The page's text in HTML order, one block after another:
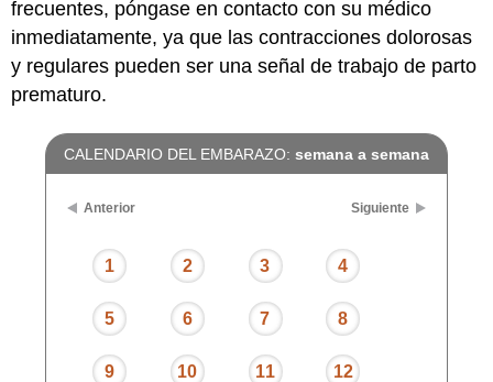
frecuentes, póngase en contacto con su médico
inmediatamente, ya que las contracciones dolorosas
y regulares pueden ser una señal de trabajo de parto
prematuro.
CALENDARIO DEL EMBARAZO: semana a semana
Anterior Siguiente
1 2 3 4
5 6 7 8
9 10 11 12